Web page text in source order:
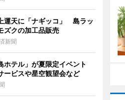
運天に「ナギッコ」 島ラッ
ズクの加工品販売
新聞
ホテル」が夏限定イベント
ービスや星空観望会など